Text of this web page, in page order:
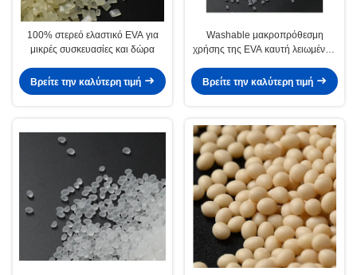
100% στερεό ελαστικό EVA για
μικρές συσκευασίες και δώρα
Βρείτε την καλύτερη τιμή
Washable μακροπρόθεσμη
χρήσης της EVA καυτή λειωμένων
ταπήτων Bas αντιολισθητική
Βρείτε την καλύτερη τιμή